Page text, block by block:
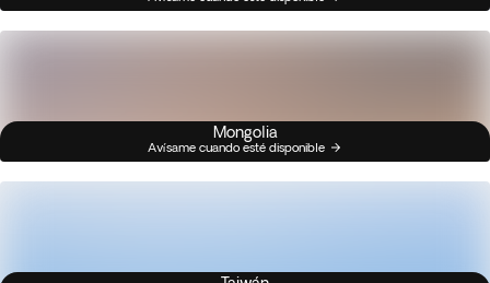
Mongolia
Avísame cuando esté disponible